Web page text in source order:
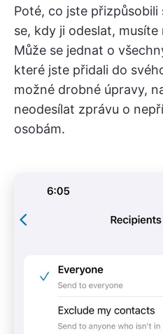
Poté, co jste
se, kdy ji odeslat,
Může se jednat o
které jste přidali do
možné drobné úpravy,
neodesílat zprávu o
osobám.